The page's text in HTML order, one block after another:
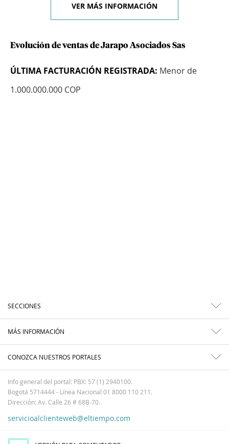
VER MÁS INFORMACIÓN
Evolución de ventas de Jarapo Asociados Sas
ÚLTIMA FACTURACIÓN REGISTRADA: Menor de
1.000.000.000 COP
SECCIONES
MÁS INFORMACIÓN
CONOZCA NUESTROS PORTALES
Info general del portal: PBX: 57 (1) 2940100.
Bogotá 5714444 - Línea Nacional 01 8000 110 211.
Dirección: Av. Calle 26 # 68B-70.
servicioalclienteweb@eltiempo.com